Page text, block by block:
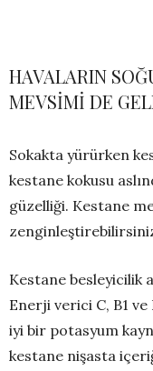
HAVALARIN
MEVSİMİ DE
Sokakta yürürken
kestane kokusu
güzelliği. Kestane
Kestane besleyicilik
Enerji verici C, B1
iyi bir potasyum
kestane nişasta